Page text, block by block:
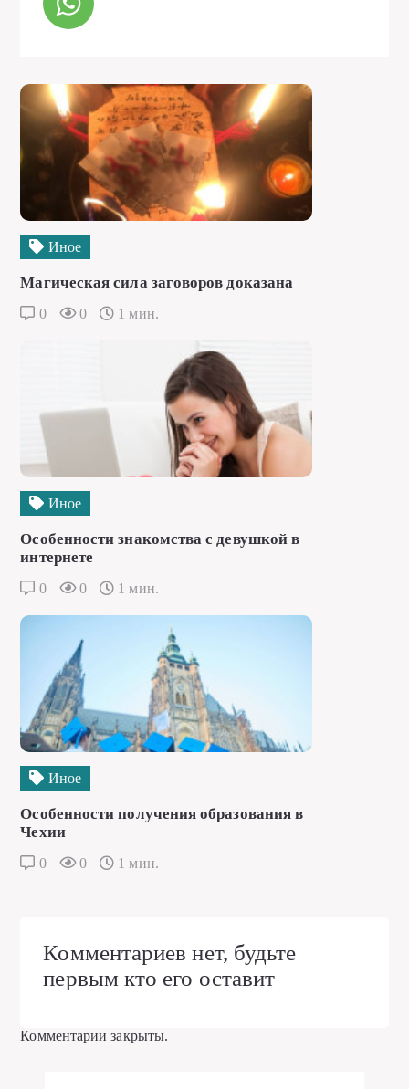
Иное
Магическая сила заговоров доказана
0 0 1 мин.
Иное
Особенности знакомства с девушкой в
интернете
0 0 1 мин.
Иное
Особенности получения образования в
Чехии
0 0 1 мин.
Комментариев нет, будьте
первым кто его оставит
Комментарии закрыты.